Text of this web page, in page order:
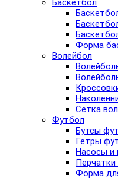
Баскетбол
Форма
Волейбол
Сетка
Футбол
Бутсы
Гетры
Насосы и
Форма